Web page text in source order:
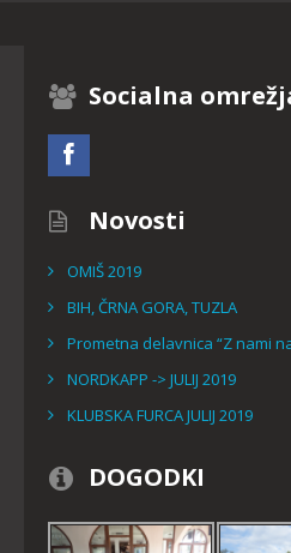
Socialna
Novosti
OMIŠ 2019
BIH, ČRNA GORA, TUZLA
Prometna delavnica “Z nami
NORDKAPP -> JULIJ 2019
KLUBSKA FURCA JULIJ 2019
DOGODKI